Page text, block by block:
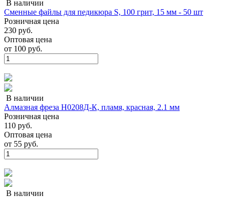
В наличии
Сменные файлы для педикюра S, 100 грит, 15 мм - 50 шт
Розничная цена
230 руб.
Оптовая цена
от 100 руб.
В наличии
Алмазная фреза Н0208Д-К, пламя, красная, 2.1 мм
Розничная цена
110 руб.
Оптовая цена
от 55 руб.
В наличии